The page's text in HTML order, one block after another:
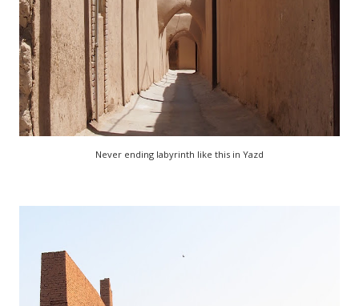
Never ending labyrinth like this in Yazd